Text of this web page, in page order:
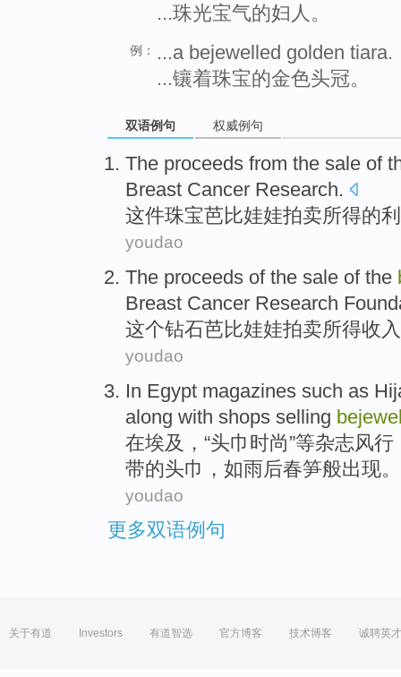
...珠光宝气的妇人。
例：
...a bejewelled golden tiara.
...镶着珠宝的金色头冠。
双语例句 权威例句
The proceeds from the sale of
Breast Cancer Research.
这件珠宝芭比娃娃拍卖所得的
youdao
The proceeds of the sale of the
Breast Cancer Research
这个钻石芭比娃娃拍卖所得收入
youdao
In Egypt magazines such as
along with shops selling
在埃及 ，“头巾 时尚”等杂志风行
带的头巾 ，如雨后春笋般出现。
youdao
更多双语例句
关于有道 Investors 有道智选 官方博客 技术博客 诚聘英才